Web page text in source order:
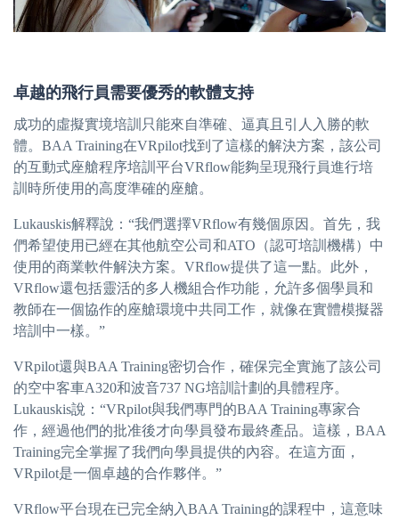
卓越的飛行員需要優秀的軟體支持
成功的虛擬實境培訓只能來自準確、逼真且引人入勝的軟
體。BAA Training在VRpilot找到了這樣的解決方案，該公司
的互動式座艙程序培訓平台VRflow能夠呈現飛行員進行培
訓時所使用的高度準確的座艙。
Lukauskis解釋說：“我們選擇VRflow有幾個原因。首先，我
們希望使用已經在其他航空公司和ATO（認可培訓機構）中
使用的商業軟件解決方案。VRflow提供了這一點。此外，
VRflow還包括靈活的多人機組合作功能，允許多個學員和
教師在一個協作的座艙環境中共同工作，就像在實體模擬器
培訓中一樣。”
VRpilot還與BAA Training密切合作，確保完全實施了該公司
的空中客車A320和波音737 NG培訓計劃的具體程序。
Lukauskis說：“VRpilot與我們專門的BAA Training專家合
作，經過他們的批准後才向學員發布最終產品。這樣，BAA
Training完全掌握了我們向學員提供的內容。在這方面，
VRpilot是一個卓越的合作夥伴。”
VRflow平台現在已完全納入BAA Training的課程中，這意味